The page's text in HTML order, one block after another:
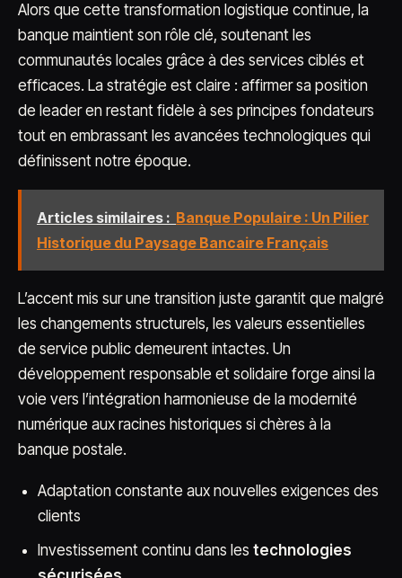
Alors que cette transformation logistique continue, la
banque maintient son rôle clé, soutenant les
communautés locales grâce à des services ciblés et
efficaces. La stratégie est claire : affirmer sa position
de leader en restant fidèle à ses principes fondateurs
tout en embrassant les avancées technologiques qui
définissent notre époque.
Articles similaires : Banque Populaire : Un Pilier
Historique du Paysage Bancaire Français
L’accent mis sur une transition juste garantit que malgré
les changements structurels, les valeurs essentielles
de service public demeurent intactes. Un
développement responsable et solidaire forge ainsi la
voie vers l’intégration harmonieuse de la modernité
numérique aux racines historiques si chères à la
banque postale.
Adaptation constante aux nouvelles exigences des
clients
Investissement continu dans les technologies